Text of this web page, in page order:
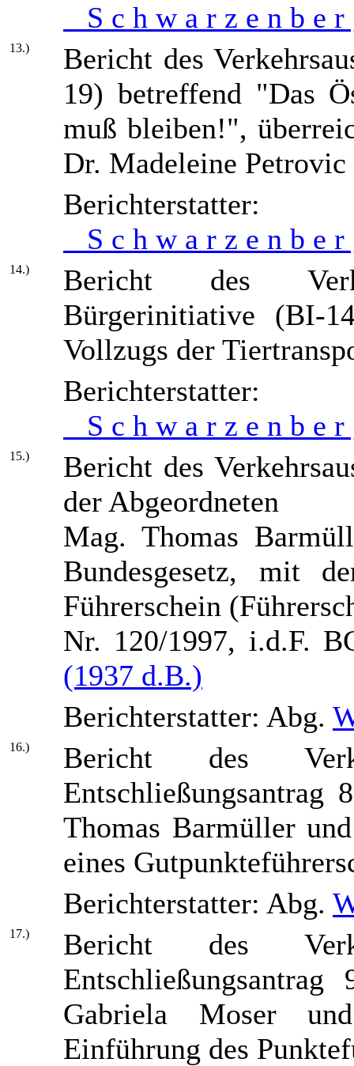
S c h w a r z e n b e
13.)
Bericht des
19) betreffend "Das
muß bleiben!",
Dr. Madeleine Petrovic
S c h w a r z e n b e
14.)
Bericht des
Bürgerinitiative (BI-
Vollzugs der
S c h w a r z e n b e
15.)
Bericht des
der Abgeordneten
Mag. Thomas
Bundesgesetz, mit
Führerschein
Nr. 120/1997, i.d.F.
(1937 d.B.)
Berichterstatter: Abg.
16.)
Bericht des
Entschließungsantrag
Thomas Barmüller
eines
Berichterstatter: Abg.
17.)
Bericht des
Gabriela Moser
Einführung des